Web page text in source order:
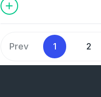
ServerDo.in, parceira da
[…]
Prev 1 2